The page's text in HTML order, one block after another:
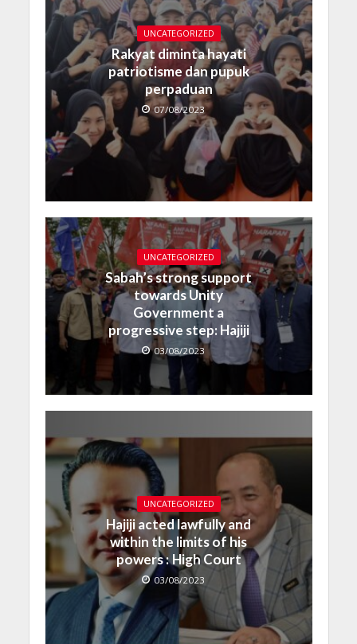
UNCATEGORIZED
Rakyat diminta hayati
patriotisme dan pupuk
perpaduan
07/08/2023
UNCATEGORIZED
Sabah’s strong support
towards Unity
Government a
progressive step: Hajiji
03/08/2023
UNCATEGORIZED
Hajiji acted lawfully and
within the limits of his
powers : High Court
03/08/2023